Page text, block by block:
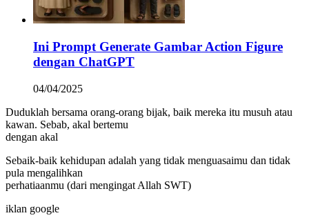
Ini Prompt Generate Gambar Action Figure
dengan ChatGPT
04/04/2025
Duduklah bersama orang-orang bijak, baik mereka itu musuh atau
kawan. Sebab, akal bertemu
dengan akal
Sebaik-baik kehidupan adalah yang tidak menguasaimu dan tidak
pula mengalihkan
perhatiaanmu (dari mengingat Allah SWT)
iklan google